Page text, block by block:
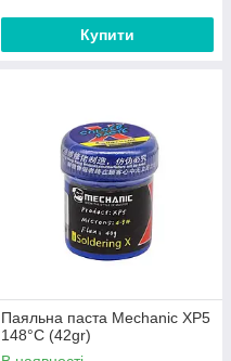
Купити
Паяльна паста Mechanic XP5
148°C (42gr)